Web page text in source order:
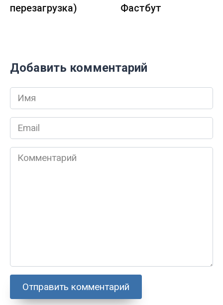
перезагрузка)
Фастбут
Добавить комментарий
Имя
*
Email
*
Комментарий